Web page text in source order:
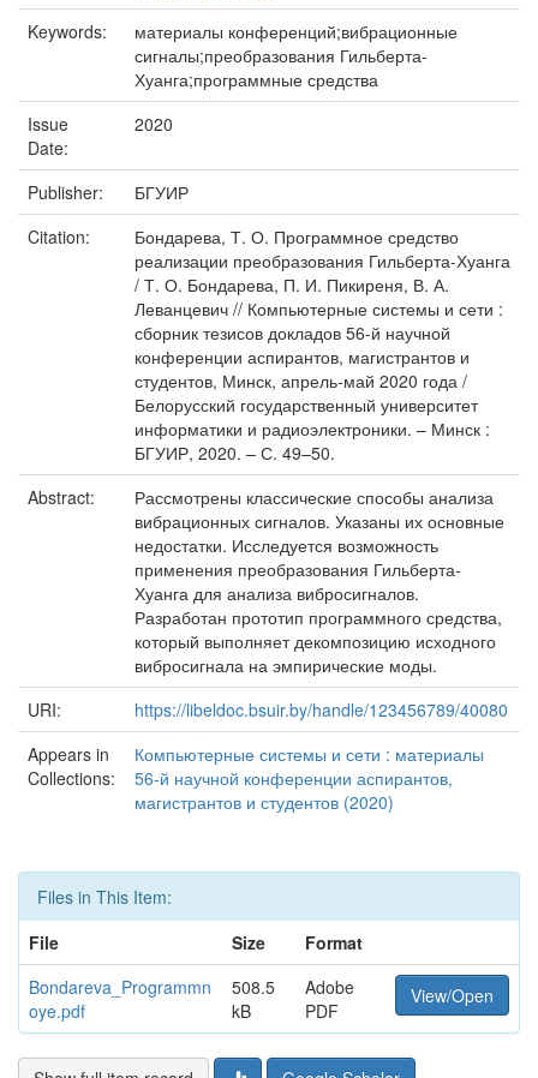
Keywords:
материалы конференций;вибрационные
сигналы;преобразования Гильберта-
Хуанга;программные средства
Issue
Date:
2020
Publisher:
БГУИР
Citation:
Бондарева, Т. О. Программное средство
реализации преобразования Гильберта-Хуанга
/ Т. О. Бондарева, П. И. Пикиреня, В. А.
Леванцевич // Компьютерные системы и сети :
сборник тезисов докладов 56-й научной
конференции аспирантов, магистрантов и
студентов, Минск, апрель-май 2020 года /
Белорусский государственный университет
информатики и радиоэлектроники. – Минск :
БГУИР, 2020. – С. 49–50.
Abstract:
Рассмотрены классические способы анализа
вибрационных сигналов. Указаны их основные
недостатки. Исследуется возможность
применения преобразования Гильберта-
Хуанга для анализа вибросигналов.
Разработан прототип программного средства,
который выполняет декомпозицию исходного
вибросигнала на эмпирические моды.
URI:
https://libeldoc.bsuir.by/handle/123456789/40080
Appears in
Collections:
Компьютерные системы и сети : материалы
56-й научной конференции аспирантов,
магистрантов и студентов (2020)
Files in This Item:
File
Size
Format
Bondareva_Programmn
oye.pdf
508.5
kB
Adobe
PDF
View/Open